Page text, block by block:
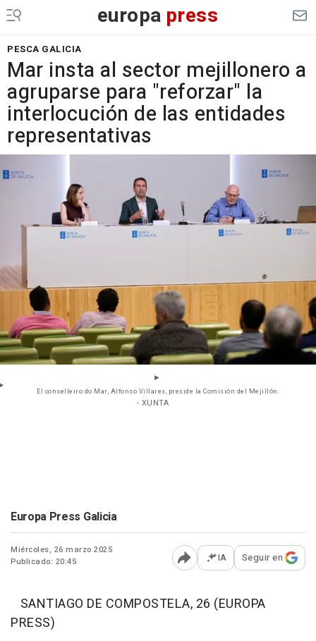
europa press
PESCA GALICIA
Mar insta al sector mejillonero a
agruparse para "reforzar" la
interlocución de las entidades
representativas
El conselleiro do Mar, Alfonso Villares, preside la Comisión del Mejillón.
- XUNTA
Europa Press Galicia
Miércoles, 26 marzo 2025
Publicado: 20:45
Abrir opciones para
IA Seguir en
SANTIAGO DE COMPOSTELA, 26 (EUROPA
PRESS)